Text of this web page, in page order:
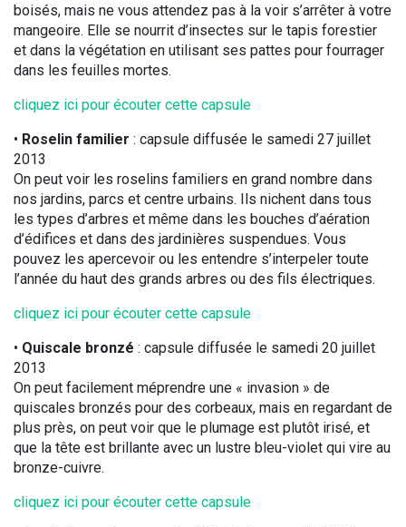
boisés, mais ne vous attendez pas à la voir s’arrêter à votre
mangeoire. Elle se nourrit d’insectes sur le tapis forestier
et dans la végétation en utilisant ses pattes pour fourrager
dans les feuilles mortes.
cliquez ici pour écouter cette capsule
• Roselin familier : capsule diffusée le samedi 27 juillet
2013
On peut voir les roselins familiers en grand nombre dans
nos jardins, parcs et centre urbains. Ils nichent dans tous
les types d’arbres et même dans les bouches d’aération
d’édifices et dans des jardinières suspendues. Vous
pouvez les apercevoir ou les entendre s’interpeler toute
l’année du haut des grands arbres ou des fils électriques.
cliquez ici pour écouter cette capsule
• Quiscale bronzé : capsule diffusée le samedi 20 juillet
2013
On peut facilement méprendre une « invasion » de
quiscales bronzés pour des corbeaux, mais en regardant de
plus près, on peut voir que le plumage est plutôt irisé, et
que la tête est brillante avec un lustre bleu-violet qui vire au
bronze-cuivre.
cliquez ici pour écouter cette capsule